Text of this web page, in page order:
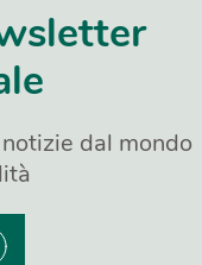
dal mondo